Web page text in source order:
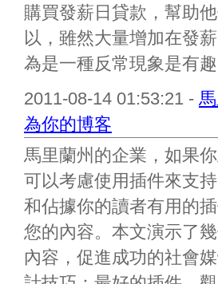
購買發薪日貸款，幫助
以，雖然大量增加在發
為是一種反常現象是有
2011-08-14 01:53:21 -
為你的博客
馬里蘭州的企業，如果
可以考慮使用插件來支
和佔據你的讀者有用的
您的內容。本文演示了
內容，促進成功的社會